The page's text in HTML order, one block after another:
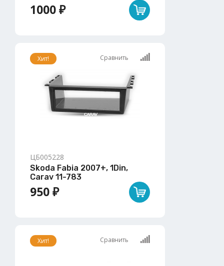
1000 ₽
Хит! Сравнить
ЦБ005228
Skoda Fabia 2007+, 1Din,
Carav 11-783
950 ₽
Хит! Сравнить